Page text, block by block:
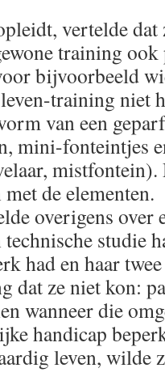
vertelde dat
training
bijvoorbeeld
training niet
van een
mini-fonteintjes
de elementen.
overigens
studie
had en haar
dat ze niet kon:
wanneer die
handicap
leven, wilde